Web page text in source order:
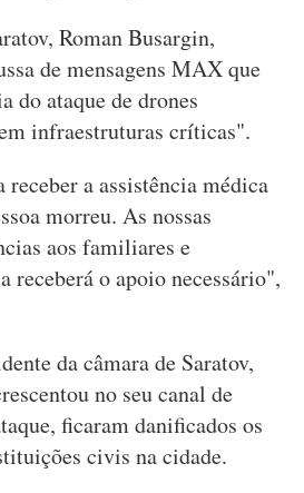
Roman Busargin,
de mensagens MAX que
do ataque de drones
infraestruturas críticas".
a assistência médica
morreu. As nossas
aos familiares e
o apoio necessário",
da câmara de Saratov,
no seu canal de
ficaram danificados os
civis na cidade.